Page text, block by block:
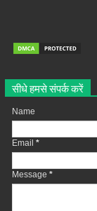
सीधे हमसे संपर्क करें
Name
Email *
Message *